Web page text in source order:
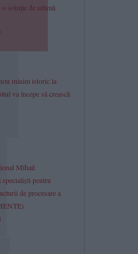
o soluție de ultimă
minim istoric la
va începe să crească
Mihail
specialiști pentru
de procesare a